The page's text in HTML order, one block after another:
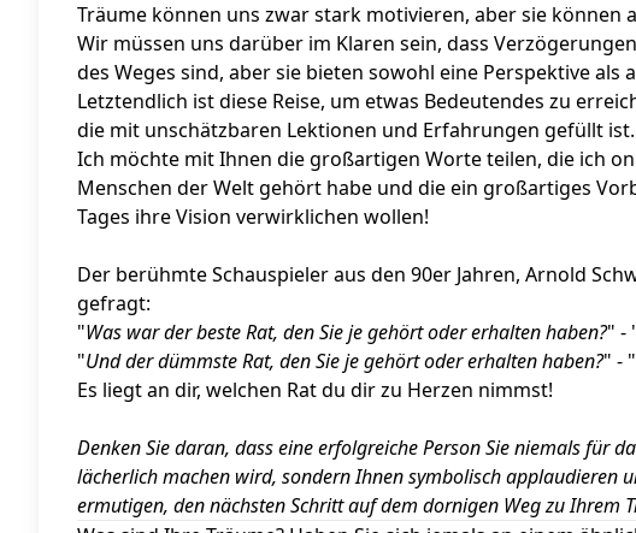
Träume können uns zwar stark motivieren, aber sie können
Wir müssen uns darüber im Klaren sein, dass
des Weges sind, aber sie bieten sowohl eine Perspektive als
Letztendlich ist diese Reise, um etwas Bedeutendes zu
die mit unschätzbaren Lektionen und Erfahrungen gefüllt ist.
Ich möchte mit Ihnen die großartigen Worte teilen, die ich
Menschen der Welt gehört habe und die ein großartiges
Tages ihre Vision verwirklichen wollen!
Der berühmte Schauspieler aus den 90er Jahren, Arnold
gefragt:
"Was war der beste Rat, den Sie je gehört oder erhalten haben?" -
"Und der dümmste Rat, den Sie je gehört oder erhalten haben?" -
Es liegt an dir, welchen Rat du dir zu Herzen nimmst!
Denken Sie daran, dass eine erfolgreiche Person Sie niemals für
lächerlich machen wird, sondern Ihnen symbolisch applaudieren
ermutigen, den nächsten Schritt auf dem dornigen Weg zu Ihrem